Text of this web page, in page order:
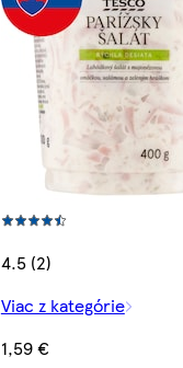
4.5 (2)
Viac z kategórie
1,59 €